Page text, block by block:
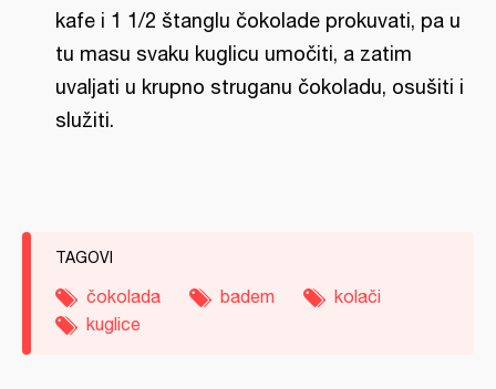
kafe i 1 1/2 štanglu čokolade prokuvati, pa u
tu masu svaku kuglicu umočiti, a zatim
uvaljati u krupno struganu čokoladu, osušiti i
služiti.
TAGOVI
čokolada badem
kolači
kuglice